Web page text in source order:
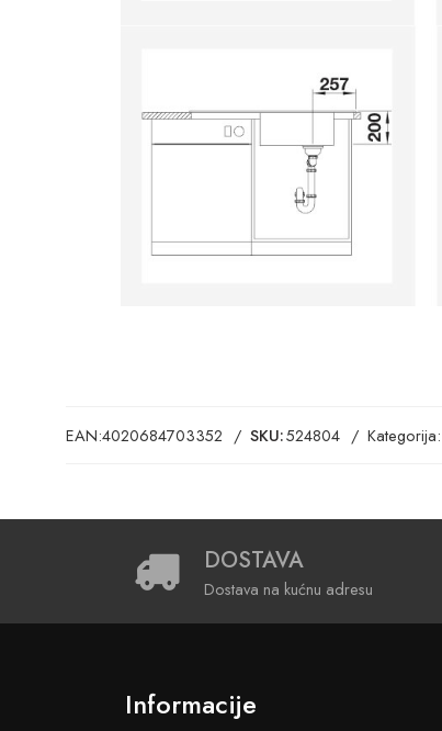
EAN:4020684703352 SKU:524804 Kategorija:
DOSTAVA
Dostava na kućnu adresu
Informacije